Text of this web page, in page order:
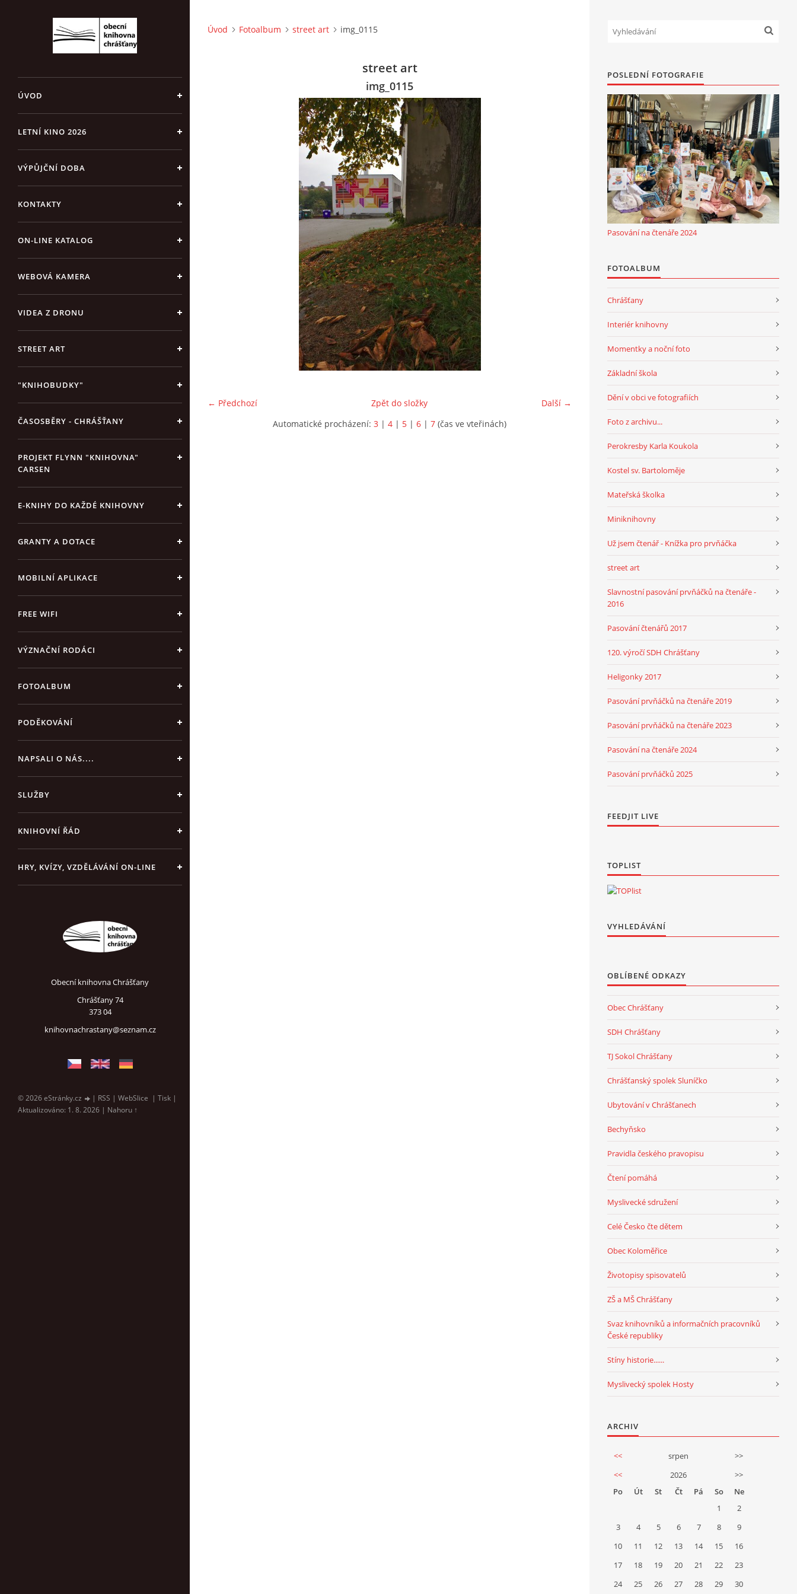
ÚVOD
LETNÍ KINO 2026
VÝPŮJČNÍ DOBA
KONTAKTY
ON-LINE KATALOG
WEBOVÁ KAMERA
VIDEA Z DRONU
STREET ART
"KNIHOBUDKY"
ČASOSBĚRY - CHRÁŠŤANY
PROJEKT FLYNN "KNIHOVNA"
CARSEN
E-KNIHY DO KAŽDÉ KNIHOVNY
GRANTY A DOTACE
MOBILNÍ APLIKACE
FREE WIFI
VÝZNAČNÍ RODÁCI
FOTOALBUM
PODĚKOVÁNÍ
NAPSALI O NÁS....
SLUŽBY
KNIHOVNÍ ŘÁD
HRY, KVÍZY, VZDĚLÁVÁNÍ ON-LINE
Obecní knihovna Chrášťany
Chrášťany 74
373 04
knihovnachrastany@seznam.cz
© 2026 eStránky.cz | RSS | WebSlice | Tisk |
Aktualizováno: 1. 8. 2026 | Nahoru ↑
Úvod Fotoalbum street art img_0115
street art
img_0115
← Předchozí Další →
Zpět do složky
Automatické procházení: 3 | 4 | 5 | 6 | 7 (čas ve vteřinách)
POSLEDNÍ FOTOGRAFIE
Pasování na čtenáře 2024
FOTOALBUM
Chrášťany
Interiér knihovny
Momentky a noční foto
Základní škola
Dění v obci ve fotografiích
Foto z archivu...
Perokresby Karla Koukola
Kostel sv. Bartoloměje
Mateřská školka
Miniknihovny
Už jsem čtenář - Knížka pro prvňáčka
street art
Slavnostní pasování prvňáčků na čtenáře -
2016
Pasování čtenářů 2017
120. výročí SDH Chrášťany
Heligonky 2017
Pasování prvňáčků na čtenáře 2019
Pasování prvňáčků na čtenáře 2023
Pasování na čtenáře 2024
Pasování prvňáčků 2025
FEEDJIT LIVE
TOPLIST
VYHLEDÁVÁNÍ
OBLÍBENÉ ODKAZY
Obec Chrášťany
SDH Chrášťany
TJ Sokol Chrášťany
Chrášťanský spolek Sluníčko
Ubytování v Chrášťanech
Bechyňsko
Pravidla českého pravopisu
Čtení pomáhá
Myslivecké sdružení
Celé Česko čte dětem
Obec Koloměřice
Životopisy spisovatelů
ZŠ a MŠ Chrášťany
Svaz knihovníků a informačních pracovníků
České republiky
Stíny historie......
Myslivecký spolek Hosty
ARCHIV
<< srpen
>>
<<
2026
>>
Po
Út St Čt Pá So
Ne
1
2
3
4 5 6 7 8
9
10
11 12 13 14 15
16
17
18 19 20 21 22
23
24
25 26 27 28 29 30